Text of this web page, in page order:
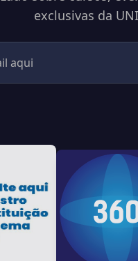
exclusivas da